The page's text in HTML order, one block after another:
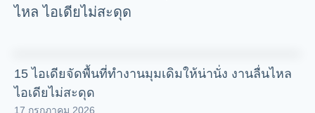
ไหล ไอเดียไม่สะดุด
15 ไอเดียจัดพื้นที่ทำงานมุมเดิมให้น่านั่ง งานลื่นไหล
ไอเดียไม่สะดุด
17 กรกฎาคม 2026